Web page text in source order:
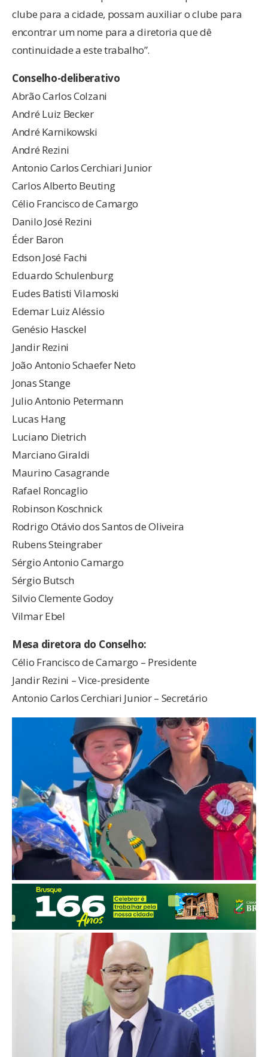
clube para a cidade, possam auxiliar o clube para
encontrar um nome para a diretoria que dê
continuidade a este trabalho”.
Conselho-deliberativo
Abrão Carlos Colzani
André Luiz Becker
André Karnikowski
André Rezini
Antonio Carlos Cerchiari Junior
Carlos Alberto Beuting
Célio Francisco de Camargo
Danilo José Rezini
Éder Baron
Edson José Fachi
Eduardo Schulenburg
Eudes Batisti Vilamoski
Edemar Luiz Aléssio
Genésio Hasckel
Jandir Rezini
João Antonio Schaefer Neto
Jonas Stange
Julio Antonio Petermann
Lucas Hang
Luciano Dietrich
Marciano Giraldi
Maurino Casagrande
Rafael Roncaglio
Robinson Koschnick
Rodrigo Otávio dos Santos de Oliveira
Rubens Steingraber
Sérgio Antonio Camargo
Sérgio Butsch
Silvio Clemente Godoy
Vilmar Ebel
Mesa diretora do Conselho:
Célio Francisco de Camargo – Presidente
Jandir Rezini – Vice-presidente
Antonio Carlos Cerchiari Junior – Secretário